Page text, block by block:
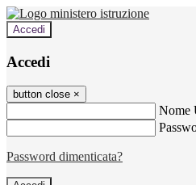
Accedi
Accedi
button close ×
Nome
Password dimenticata?